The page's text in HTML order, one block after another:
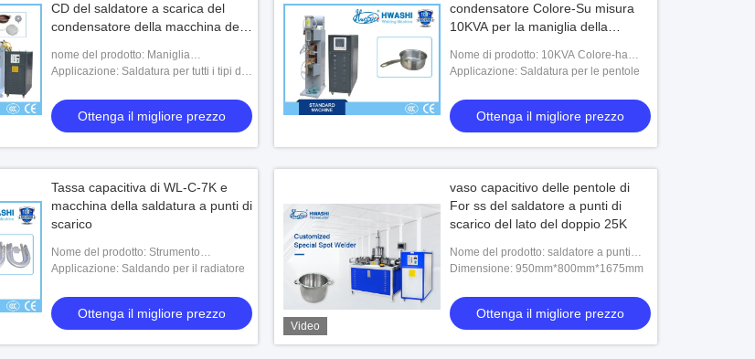
CD del saldatore a scarica del
condensatore della macchina della
della lega
nome del prodotto: Maniglia
antiaderente della pentola/macchina
lega, attrezzatur
Applicazione: Saldatura per tutti i tipi di
Ottenga il migliore prezzo
condensatore Colore-Su misura
10KVA per la maniglia della
Nome di prodotto: 10KVA Colore-ha
personalizzato il saldatore di scarico del
Applicazione: Saldatura per le pentole
Ottenga il migliore prezzo
Tassa capacitiva di WL-C-7K e
macchina della saldatura a punti di
scarico
Nome del prodotto: Strumento
capacitivo della saldatura a punti di
Applicazione: Saldando per il radiatore
Ottenga il migliore prezzo
Video
vaso capacitivo delle pentole di
For ss del saldatore a punti di
scarico del lato del doppio 25K
Nome del prodotto: saldatore a punti
capacitivo di scarico della saldatura a
Dimensione: 950mm*800mm*1675mm
Ottenga il migliore prezzo